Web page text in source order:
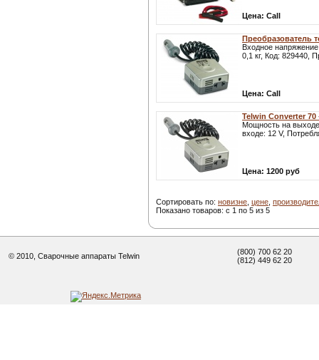
Цена: Call
Преобразователь
Входное
0,1 кг, Код: 829440,
Цена: Call
Telwin Converter 70
Мощность на
входе: 12 V,
Цена: 1200 руб
Сортировать по: новизне цене
Показано товаров: с 1 по 5 из 5
© 2010, Сварочные аппараты Telwin
(800) 700 62 20
(812) 449 62 20